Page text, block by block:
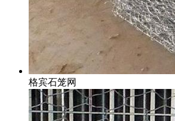
格宾石笼网